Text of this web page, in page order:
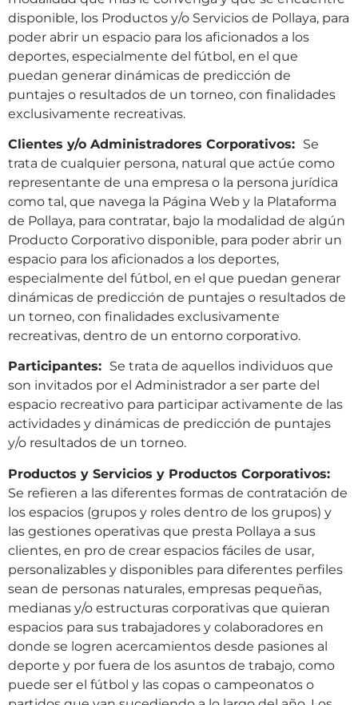
disponible, los Productos y/o Servicios de Pollaya, para
poder abrir un espacio para los aficionados a los
deportes, especialmente del fútbol, en el que
puedan generar dinámicas de predicción de
puntajes o resultados de un torneo, con finalidades
exclusivamente recreativas.
Clientes y/o Administradores Corporativos: Se
trata de cualquier persona, natural que actúe como
representante de una empresa o la persona jurídica
como tal, que navega la Página Web y la Plataforma
de Pollaya, para contratar, bajo la modalidad de algún
Producto Corporativo disponible, para poder abrir un
espacio para los aficionados a los deportes,
especialmente del fútbol, en el que puedan generar
dinámicas de predicción de puntajes o resultados de
un torneo, con finalidades exclusivamente
recreativas, dentro de un entorno corporativo.
Participantes: Se trata de aquellos individuos que
son invitados por el Administrador a ser parte del
espacio recreativo para participar activamente de las
actividades y dinámicas de predicción de puntajes
y/o resultados de un torneo.
Productos y Servicios y Productos Corporativos:
Se refieren a las diferentes formas de contratación de
los espacios (grupos y roles dentro de los grupos) y
las gestiones operativas que presta Pollaya a sus
clientes, en pro de crear espacios fáciles de usar,
personalizables y disponibles para diferentes perfiles
sean de personas naturales, empresas pequeñas,
medianas y/o estructuras corporativas que quieran
espacios para sus trabajadores y colaboradores en
donde se logren acercamientos desde pasiones al
deporte y por fuera de los asuntos de trabajo, como
puede ser el fútbol y las copas o campeonatos o